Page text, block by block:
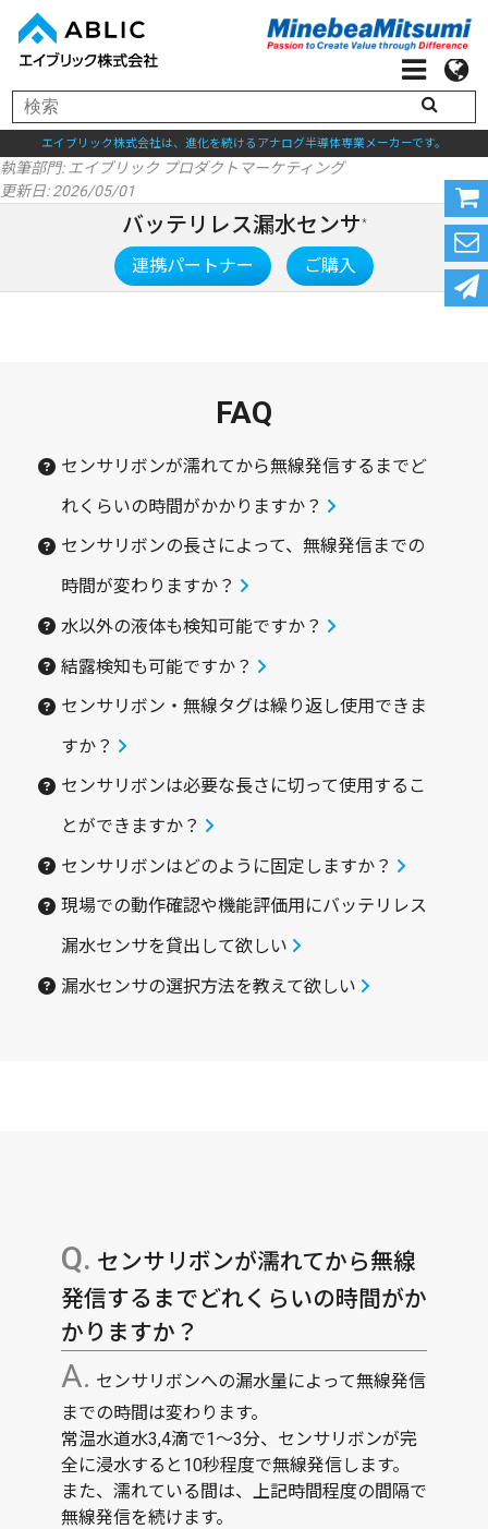
エイブリック株式会社は、進化を続けるアナログ半導体専業メーカーです。
執筆部門:エイブリック プロダクトマーケティング
更新日: 2026/05/01
バッテリレス漏水センサ*
連携パートナー ご購入
FAQ
センサリボンが濡れてから無線発信するまでど
れくらいの時間がかかりますか？
センサリボンの長さによって、無線発信までの
時間が変わりますか？
水以外の液体も検知可能ですか？
結露検知も可能ですか？
センサリボン・無線タグは繰り返し使用できま
すか？
センサリボンは必要な長さに切って使用するこ
とができますか？
センサリボンはどのように固定しますか？
現場での動作確認や機能評価用にバッテリレス
漏水センサを貸出して欲しい
漏水センサの選択方法を教えて欲しい
センサリボンが濡れてから無線
発信するまでどれくらいの時間がか
かりますか？
センサリボンへの漏水量によって無線発信
までの時間は変わります。
常温水道水3,4滴で1～3分、センサリボンが完
全に浸水すると10秒程度で無線発信します。
また、濡れている間は、上記時間程度の間隔で
無線発信を続けます。